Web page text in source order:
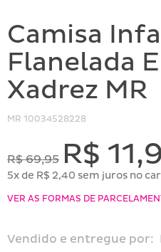
Camisa
Flanelada
Xadrez MR
MR 10034528228
R$ 69,95 R$
5x de R$ 2,40 sem juros no
VER AS FORMAS DE
Vendido e entregue por: